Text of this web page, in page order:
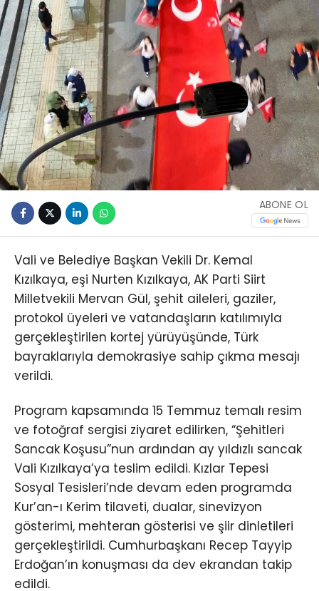
ABONE OL
Vali ve Belediye Başkan Vekili Dr. Kemal
Kızılkaya, eşi Nurten Kızılkaya, AK Parti Siirt
Milletvekili Mervan Gül, şehit aileleri, gaziler,
protokol üyeleri ve vatandaşların katılımıyla
gerçekleştirilen kortej yürüyüşünde, Türk
bayraklarıyla demokrasiye sahip çıkma mesajı
verildi.
Program kapsamında 15 Temmuz temalı resim
ve fotoğraf sergisi ziyaret edilirken, “Şehitleri
Sancak Koşusu”nun ardından ay yıldızlı sancak
Vali Kızılkaya’ya teslim edildi. Kızlar Tepesi
Sosyal Tesisleri’nde devam eden programda
Kur’an-ı Kerim tilaveti, dualar, sinevizyon
gösterimi, mehteran gösterisi ve şiir dinletileri
gerçekleştirildi. Cumhurbaşkanı Recep Tayyip
Erdoğan’ın konuşması da dev ekrandan takip
edildi.